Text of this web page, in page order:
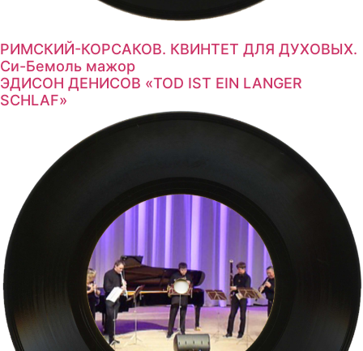
РИМСКИЙ-КОРСАКОВ. КВИНТЕТ ДЛЯ ДУХОВЫХ.
Си-Бемоль мажор
ЭДИСОН ДЕНИСОВ «TOD IST EIN LANGER
SCHLAF»